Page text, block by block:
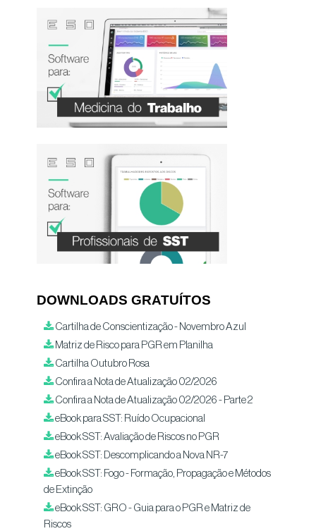
DOWNLOADS GRATUÍTOS
Cartilha de Conscientização - Novembro Azul
Matriz de Risco para PGR em Planilha
Cartilha Outubro Rosa
Confira a Nota de Atualização 02/2026
Confira a Nota de Atualização 02/2026 - Parte 2
eBook para SST: Ruído Ocupacional
eBook SST: Avaliação de Riscos no PGR
eBook SST: Descomplicando a Nova NR-7
eBook SST: Fogo - Formação, Propagação e Métodos
de Extinção
eBook SST: GRO - Guia para o PGR e Matriz de
Riscos